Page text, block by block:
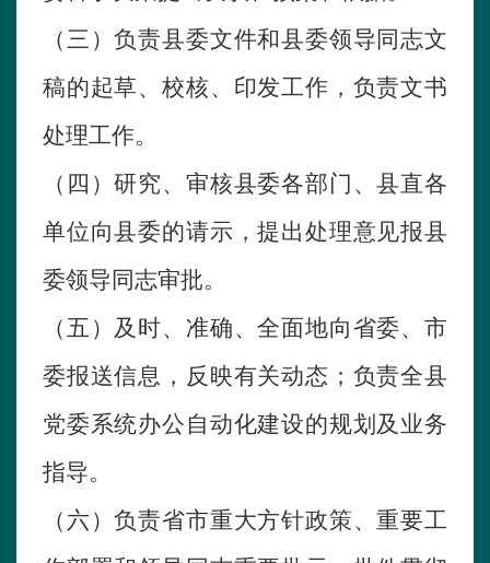
（三）负责县委文件和县委领导同志文
稿的起草、校核、印发工作，负责文书
处理工作。
（四）研究、审核县委各部门、县直各
单位向县委的请示，提出处理意见报县
委领导同志审批。
（五）及时、准确、全面地向省委、市
委报送信息，反映有关动态；负责全县
党委系统办公自动化建设的规划及业务
指导。
（六）负责省市重大方针政策、重要工